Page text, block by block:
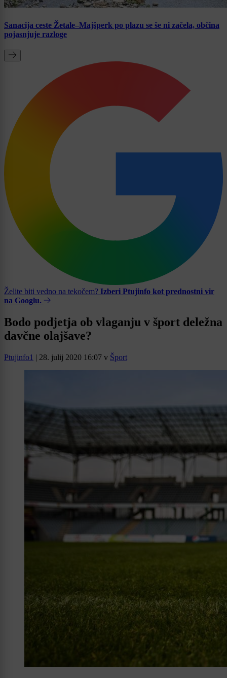
Sanacija ceste Žetale–Majšperk po plazu se še ni začela, občina
pojasnjuje razloge
Želite biti vedno na tekočem? Izberi Ptujinfo kot prednostni vir
na Googlu.
Bodo podjetja ob vlaganju v šport deležna
davčne olajšave?
Ptujinfo1 | 28. julij 2020 16:07 v Šport